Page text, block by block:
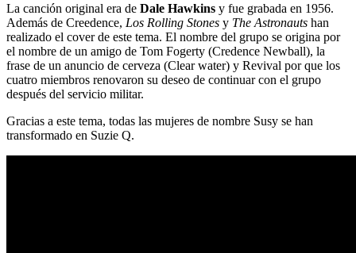
La canción original era de Dale Hawkins y fue grabada en 1956.
Además de Creedence, Los Rolling Stones y The Astronauts han
realizado el cover de este tema. El nombre del grupo se origina por
el nombre de un amigo de Tom Fogerty (Credence Newball), la
frase de un anuncio de cerveza (Clear water) y Revival por que los
cuatro miembros renovaron su deseo de continuar con el grupo
después del servicio militar.
Gracias a este tema, todas las mujeres de nombre Susy se han
transformado en Suzie Q.